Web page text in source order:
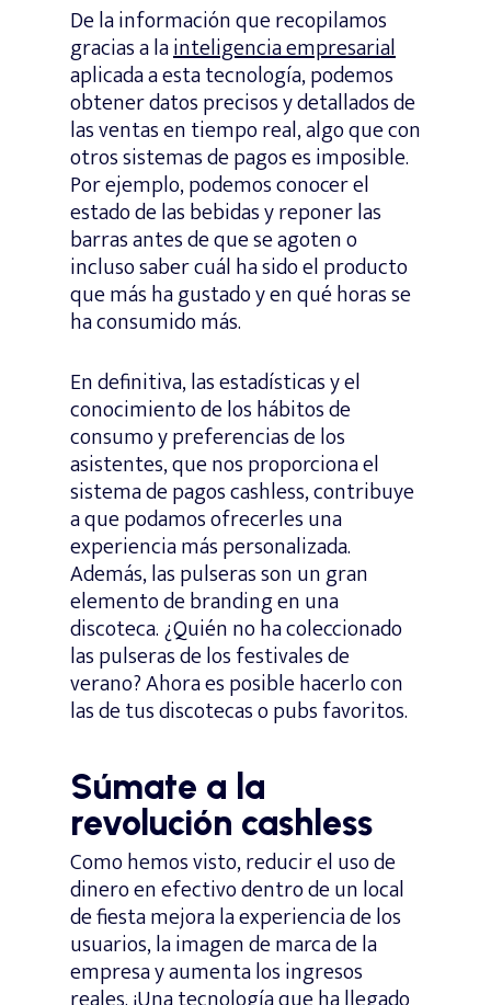
De la información que recopilamos
gracias a lainteligencia empresarial
aplicada a esta tecnología, podemos
obtener datos precisos y detallados de
las ventas en tiempo real, algo que con
otros sistemas de pagos es imposible.
Por ejemplo, podemos conocer el
estado de las bebidas y reponer las
barras antes de que se agoten o
incluso saber cuál ha sido el producto
que más ha gustado y en qué horas se
ha consumido más.
En definitiva, las estadísticas y el
conocimiento de los hábitos de
consumo y preferencias de los
asistentes, que nos proporciona el
sistema de pagos cashless, contribuye
a que podamos ofrecerles una
experiencia más personalizada.
Además, las pulseras son un gran
elemento de branding en una
discoteca. ¿Quién no ha coleccionado
las pulseras de los festivales de
verano? Ahora es posible hacerlo con
las de tus discotecas o pubs favoritos.
Súmate a la
revolución cashless
Como hemos visto, reducir el uso de
dinero en efectivo dentro de un local
de fiesta mejora la experiencia de los
usuarios, la imagen de marca de la
empresa y aumenta los ingresos